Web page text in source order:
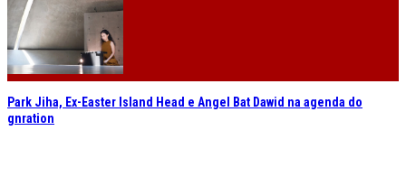
Park Jiha, Ex-Easter Island Head e Angel Bat Dawid na agenda do
gnration